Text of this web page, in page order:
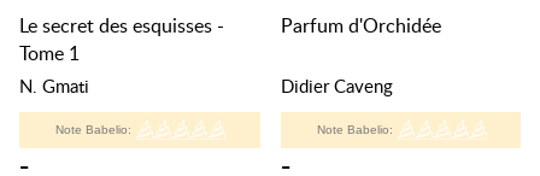
Le secret des esquisses -
Tome 1
N. Gmati
Note Babelio:
-
Parfum d'Orchidée
Didier Caveng
Note Babelio:
-